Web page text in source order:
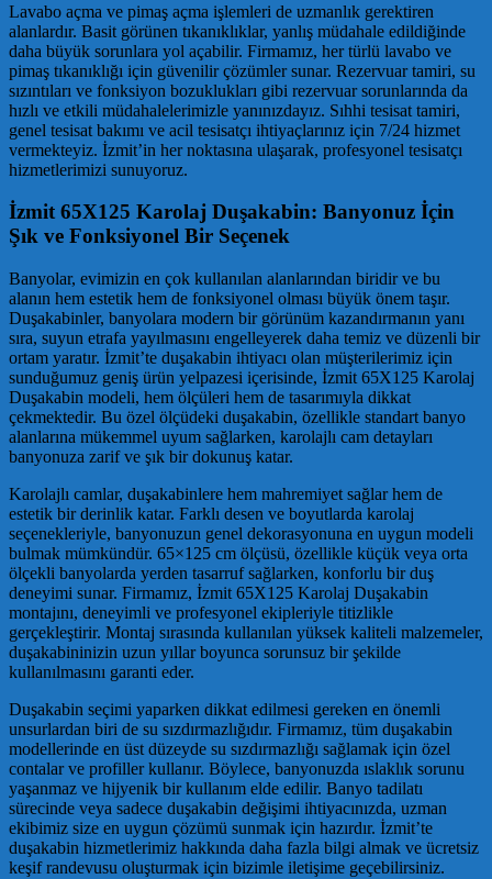
Lavabo açma ve pimaş açma işlemleri de uzmanlık gerektiren
alanlardır. Basit görünen tıkanıklıklar, yanlış müdahale edildiğinde
daha büyük sorunlara yol açabilir. Firmamız, her türlü lavabo ve
pimaş tıkanıklığı için güvenilir çözümler sunar. Rezervuar tamiri, su
sızıntıları ve fonksiyon bozuklukları gibi rezervuar sorunlarında da
hızlı ve etkili müdahalelerimizle yanınızdayız. Sıhhi tesisat tamiri,
genel tesisat bakımı ve acil tesisatçı ihtiyaçlarınız için 7/24 hizmet
vermekteyiz. İzmit’in her noktasına ulaşarak, profesyonel tesisatçı
hizmetlerimizi sunuyoruz.
İzmit 65X125 Karolaj Duşakabin: Banyonuz İçin
Şık ve Fonksiyonel Bir Seçenek
Banyolar, evimizin en çok kullanılan alanlarından biridir ve bu
alanın hem estetik hem de fonksiyonel olması büyük önem taşır.
Duşakabinler, banyolara modern bir görünüm kazandırmanın yanı
sıra, suyun etrafa yayılmasını engelleyerek daha temiz ve düzenli bir
ortam yaratır. İzmit’te duşakabin ihtiyacı olan müşterilerimiz için
sunduğumuz geniş ürün yelpazesi içerisinde, İzmit 65X125 Karolaj
Duşakabin modeli, hem ölçüleri hem de tasarımıyla dikkat
çekmektedir. Bu özel ölçüdeki duşakabin, özellikle standart banyo
alanlarına mükemmel uyum sağlarken, karolajlı cam detayları
banyonuza zarif ve şık bir dokunuş katar.
Karolajlı camlar, duşakabinlere hem mahremiyet sağlar hem de
estetik bir derinlik katar. Farklı desen ve boyutlarda karolaj
seçenekleriyle, banyonuzun genel dekorasyonuna en uygun modeli
bulmak mümkündür. 65×125 cm ölçüsü, özellikle küçük veya orta
ölçekli banyolarda yerden tasarruf sağlarken, konforlu bir duş
deneyimi sunar. Firmamız, İzmit 65X125 Karolaj Duşakabin
montajını, deneyimli ve profesyonel ekipleriyle titizlikle
gerçekleştirir. Montaj sırasında kullanılan yüksek kaliteli malzemeler,
duşakabininizin uzun yıllar boyunca sorunsuz bir şekilde
kullanılmasını garanti eder.
Duşakabin seçimi yaparken dikkat edilmesi gereken en önemli
unsurlardan biri de su sızdırmazlığıdır. Firmamız, tüm duşakabin
modellerinde en üst düzeyde su sızdırmazlığı sağlamak için özel
contalar ve profiller kullanır. Böylece, banyonuzda ıslaklık sorunu
yaşanmaz ve hijyenik bir kullanım elde edilir. Banyo tadilatı
sürecinde veya sadece duşakabin değişimi ihtiyacınızda, uzman
ekibimiz size en uygun çözümü sunmak için hazırdır. İzmit’te
duşakabin hizmetlerimiz hakkında daha fazla bilgi almak ve ücretsiz
keşif randevusu oluşturmak için bizimle iletişime geçebilirsiniz.